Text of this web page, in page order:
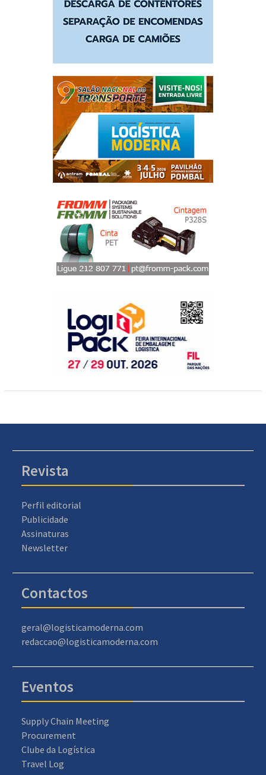
Revista
Perfil editorial
Publicidade
Assinaturas
Newsletter
Contactos
geral@logisticamoderna.com
redaccao@logisticamoderna.com
Eventos
Supply Chain Meeting
Procurement
Clube da Logística
Travel Log